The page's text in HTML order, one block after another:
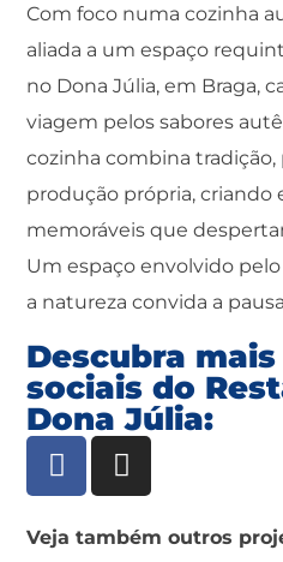
Com foco numa cozinha
aliada a um espaço
no Dona Júlia, em Braga,
viagem pelos sabores
cozinha combina
produção própria, criando
memoráveis que
Um espaço envolvido
a natureza convida a
Descubra
sociais do
Dona Júlia:
Veja também outros